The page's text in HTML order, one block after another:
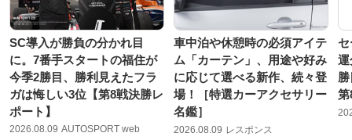
SC導入が勝負の分かれ目
に。7番手スタートの福住が
今季2勝目、勝利見えたフラ
ガは悔しい3位【第8戦決勝レ
ポート】
2026.08.09 AUTOSPORT web
車中泊や休憩時の必須アイテ
ム「カーテン」、用途や好み
に応じて選べる新作、続々登
場！［特選カーアクセサリー
名鑑］
2026.08.09 レスポンス
運
第